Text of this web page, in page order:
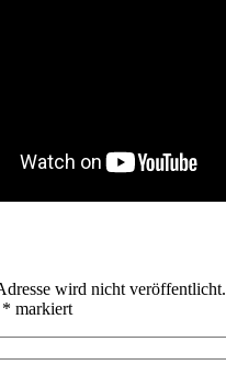
wird nicht veröffentlicht.
* markiert